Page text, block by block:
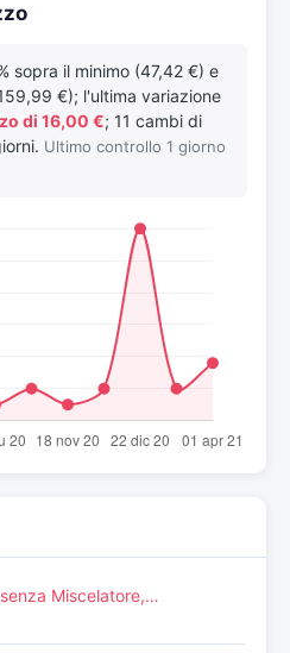
sopra il minimo (47,42 €) e
€); l'ultima variazione
di 16,00 €; 11 cambi di
Ultimo controllo 1 giorno
Miscelatore,…